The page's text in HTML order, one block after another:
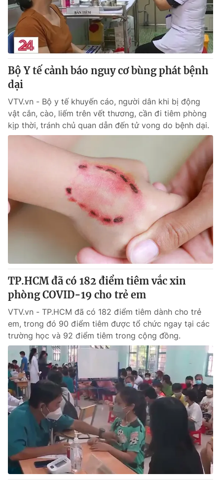
® Cấm sao chép dưới mọi hình thức nếu không có sự chấp
thuận bằng văn bản. Ghi rõ nguồn VTV.vn khi phát hành lại
thông tin từ website này.
Bộ Y tế cảnh báo nguy cơ bùng phát bệnh
dại
VTV.vn - Bộ y tế khuyến cáo, người dân khi bị động
vật cắn, cào, liếm trên vết thương, cần đi tiêm phòng
kịp thời, tránh chủ quan dẫn đến tử vong do bệnh dại.
TP.HCM đã có 182 điểm tiêm vắc xin
phòng COVID-19 cho trẻ em
VTV.vn - TP.HCM đã có 182 điểm tiêm dành cho trẻ
em, trong đó 90 điểm tiêm được tổ chức ngay tại các
trường học và 92 điểm tiêm trong cộng đồng.